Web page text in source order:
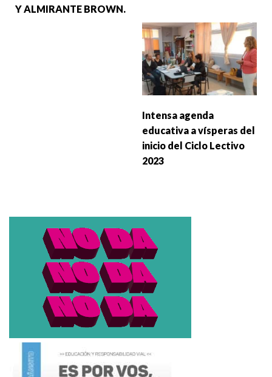
Y ALMIRANTE BROWN.
Intensa agenda
educativa a vísperas del
inicio del Ciclo Lectivo
2023